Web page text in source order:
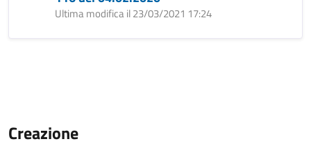
Ultima modifica il 23/03/2021 17:24
Creazione